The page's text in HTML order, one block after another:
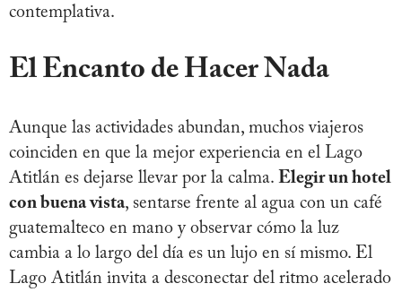
contemplativa.
El Encanto de Hacer Nada
Aunque las actividades abundan, muchos viajeros
coinciden en que la mejor experiencia en el Lago
Atitlán es dejarse llevar por la calma. Elegir un hotel
con buena vista, sentarse frente al agua con un café
guatemalteco en mano y observar cómo la luz
cambia a lo largo del día es un lujo en sí mismo. El
Lago Atitlán invita a desconectar del ritmo acelerado